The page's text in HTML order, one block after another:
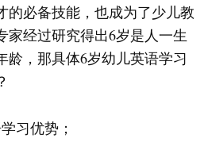
的必备技能，也成为了少儿教
家经过研究得出6岁是人一生
龄，那具体6岁幼儿英语学习
习优势；